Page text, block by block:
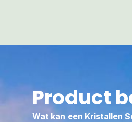
Product
Wat kan een Kristallen